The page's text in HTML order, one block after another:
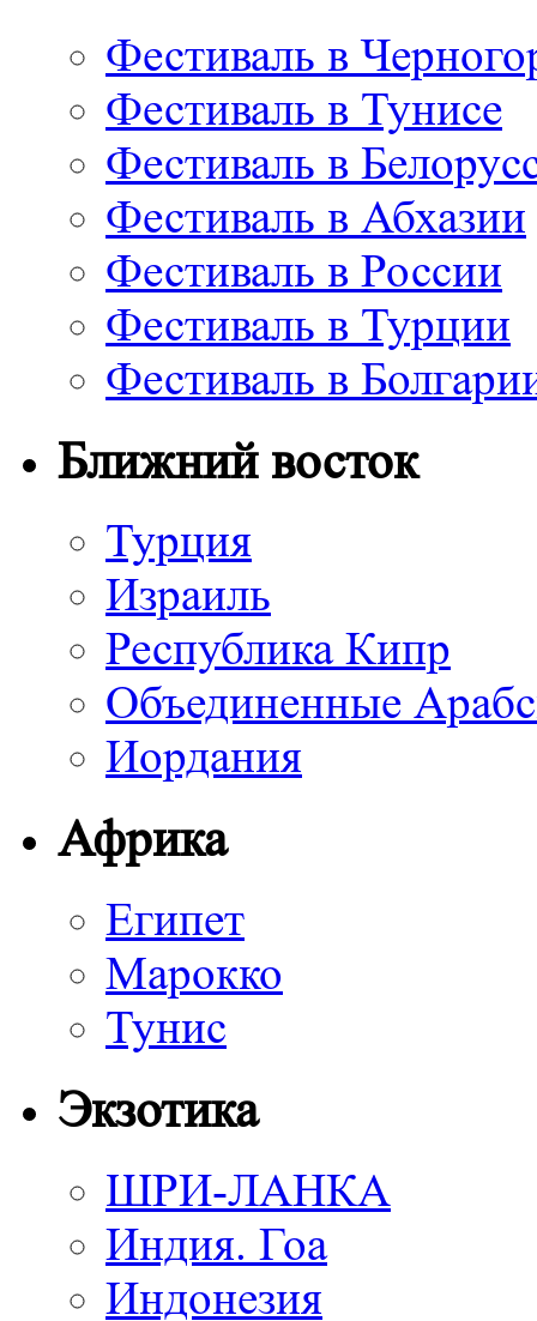
Фестиваль в
Фестиваль в Тунисе
Фестиваль в
Фестиваль в Абхазии
Фестиваль в России
Фестиваль в Турции
Фестиваль в
Ближний восток
Турция
Израиль
Республика Кипр
Объединенные
Иордания
Африка
Египет
Марокко
Тунис
Экзотика
ШРИ-ЛАНКА
Индия. Гоа
Индонезия